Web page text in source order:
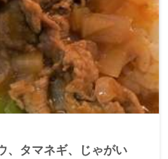
、タマネギ、じゃがい